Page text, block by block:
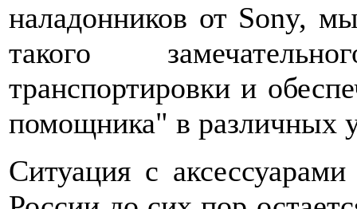
наладонников от Sony,
такого
транспортировки и
помощника" в различных
Ситуация с